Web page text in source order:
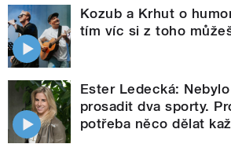
Kozub a Krhut o
tím víc si z toho
Ester Ledecká:
prosadit dva sporty.
potřeba něco dělat